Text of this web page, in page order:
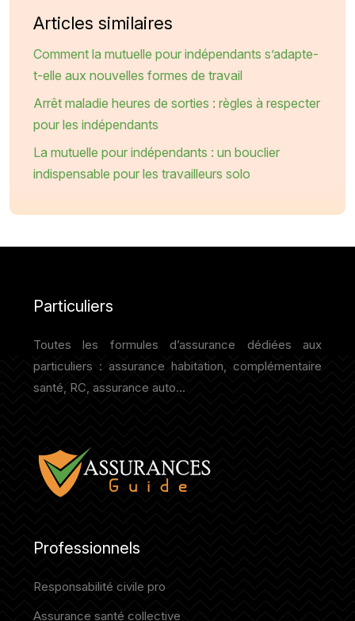
Articles similaires
Comment la mutuelle pour indépendants s’adapte-
t-elle aux nouvelles formes de travail
Arrêt maladie heures de sorties : règles à respecter
pour les indépendants
La mutuelle pour indépendants : un bouclier
indispensable pour les travailleurs solo
Particuliers
Toutes les formules d’assurance dédiées aux
particuliers : assurance habitation, complémentaire
santé, RC, assurance auto…
Professionnels
Responsabilité civile pro
Assurance santé collective